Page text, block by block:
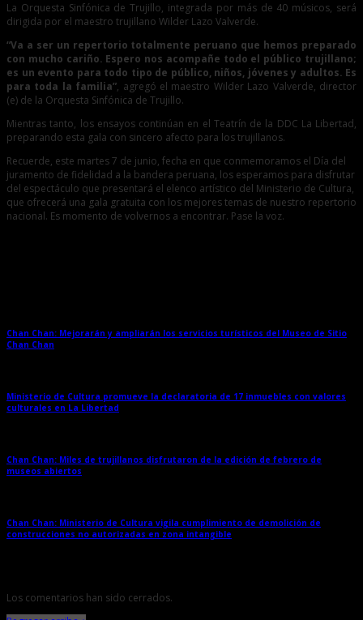
La Orquesta Sinfónica de Trujillo, integrada por más de 40 músicos, será
dirigida por el maestro trujillano Wilder Lazo Valverde.
“Va a ser un repertorio totalmente peruano que hemos preparado
con mucho cariño. Espero nos acompañe todo el público trujillano;
es un evento para todo tipo de público, niños, jóvenes y adultos. Es
para toda la familia”, agregó el maestro Wilder Lazo Valverde, director
(e) de la Orquesta Sinfónica de Trujillo.
Mientras tanto, los ensayos continúan en el Teatrín de la DDC La Libertad,
preparando esta gala con sincero afecto para los trujillanos.
Recuerde, este martes 7 de junio, fecha en que conmemoramos el Día del
juramento de fidelidad a la bandera peruana, los esperamos para disfrutar
del espectáculo que presentará el elenco artístico del Ministerio de Cultura,
que ofrecerá una gala gratuita con los mejores temas de nuestro repertorio
nacional. Es momento de volvernos a encontrar. Pase la voz.
Chan Chan: Mejorarán y ampliarán los servicios turísticos del Museo de Sitio
Chan Chan
Ministerio de Cultura promueve la declaratoria de 17 inmuebles con valores
culturales en La Libertad
Chan Chan: Miles de trujillanos disfrutaron de la edición de febrero de
museos abiertos
Chan Chan: Ministerio de Cultura vigila cumplimiento de demolición de
construcciones no autorizadas en zona intangible
Los comentarios han sido cerrados.